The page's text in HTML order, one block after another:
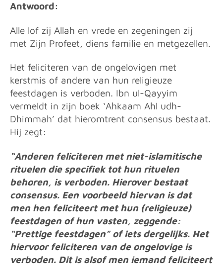
Antwoord:
Alle lof zij Allah en vrede en zegeningen zij
met Zijn Profeet, diens familie en metgezellen.
Het feliciteren van de ongelovigen met
kerstmis of andere van hun religieuze
feestdagen is verboden. Ibn ul-Qayyim
vermeldt in zijn boek ‘Ahkaam Ahl udh-
Dhimmah’ dat hieromtrent consensus bestaat.
Hij zegt:
“Anderen feliciteren met niet-islamitische
rituelen die specifiek tot hun rituelen
behoren, is verboden. Hierover bestaat
consensus. Een voorbeeld hiervan is dat
men hen feliciteert met hun (religieuze)
feestdagen of hun vasten, zeggende:
“Prettige feestdagen” of iets dergelijks. Het
hiervoor feliciteren van de ongelovige is
verboden. Dit is alsof men iemand feliciteert